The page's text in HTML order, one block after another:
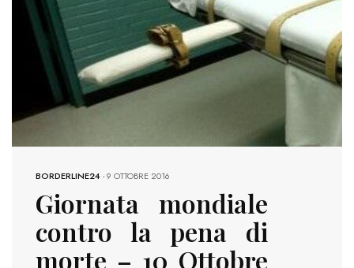
BORDERLINE24-9 OTTOBRE 2016
Giornata mondiale
contro la pena di
morte – 10 Ottobre